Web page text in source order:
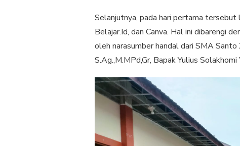
Selanjutnya, pada hari pertama
Belajar.Id, dan Canva. Hal ini dibarengi
oleh narasumber handal dari SMA
S.Ag.,M.MPd,Gr, Bapak Yulius